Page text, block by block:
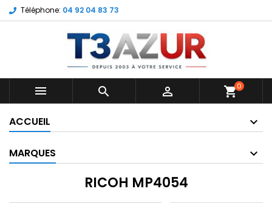
Téléphone: 04 92 04 83 73
   shopping_cart0
ACCUEIL
MARQUES
RICOH MP4054